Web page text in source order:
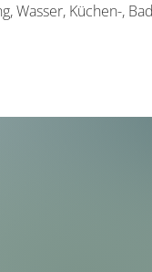
Wasser, Küchen-,